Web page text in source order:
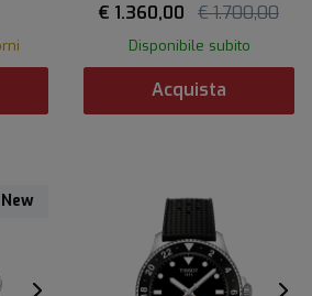
€ 1.360,00
€ 1.700,00
Disponibile subito
Acquista
New